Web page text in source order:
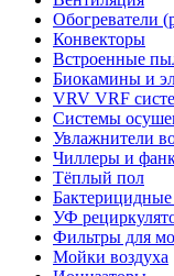
Обогреватели
Конвекторы
Встроенные
Биокамины и
VRV VRF
Системы
Увлажнители
Чиллеры и
Тёплый пол
УФ
Фильтры для
Мойки воздуха